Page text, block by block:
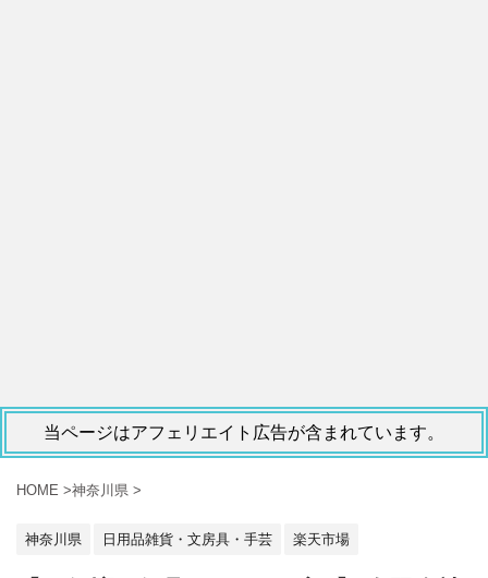
当ページはアフェリエイト広告が含まれています。
HOME >神奈川県 >
神奈川県 日用品雑貨・文房具・手芸 楽天市場